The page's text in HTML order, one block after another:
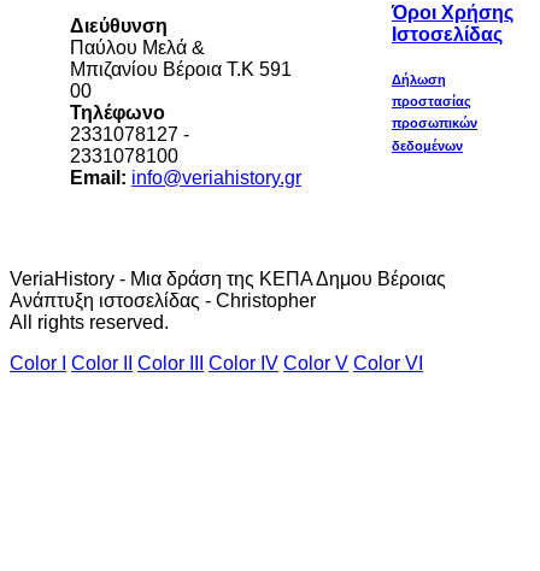
Διεύθυνση
Παύλου Μελά &
Μπιζανίου Βέροια Τ.Κ 591
00
Τηλέφωνο
2331078127 -
2331078100
Email: info@veriahistory.gr
Όροι Χρήσης
Ιστοσελίδας
Δήλωση
προστασίας
προσωπικών
δεδομένων
VeriaHistory - Μια δράση της ΚΕΠΑ Δημου Βέροιας
Ανάπτυξη ιστοσελίδας - Christopher
All rights reserved.
Color I
Color II Color III Color IV Color V Color VI